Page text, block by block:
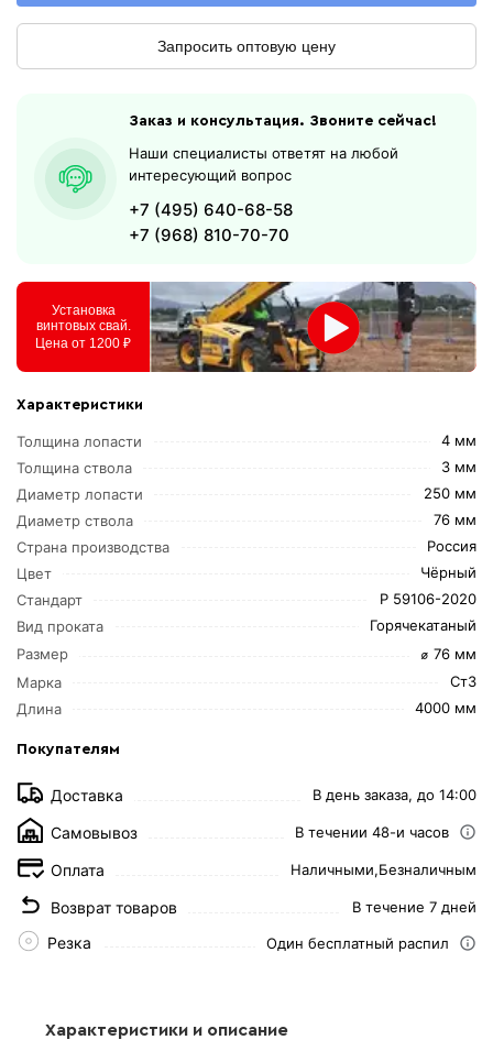
Характеристики
Толщина лопасти
4 мм
Толщина ствола
3 мм
Диаметр лопасти
250 мм
Диаметр ствола
76 мм
Страна производства
Россия
Цвет
Чёрный
Стандарт
Р 59106-2020
Вид проката
Горячекатаный
Размер
⌀ 76 мм
Марка
Ст3
Длина
4000 мм
Покупателям
Доставка В день заказа, до 14:00
Самовывоз В течении 48-и часов
Оплата Наличными,Безналичным
Возврат товаров В течение 7 дней
Резка Один бесплатный распил
Запросить оптовую цену
Заказ и консультация. Звоните сейчас!
Наши специалисты ответят на любой
интересующий вопрос
+7 (495) 640-68-58
+7 (968) 810-70-70
Установка
винтовых свай.
Цена от 1200 ₽
Характеристики и описание